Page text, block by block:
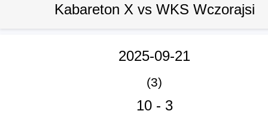
Kabareton X vs WKS Wczorajsi
2025-09-21
(3)
10- 3